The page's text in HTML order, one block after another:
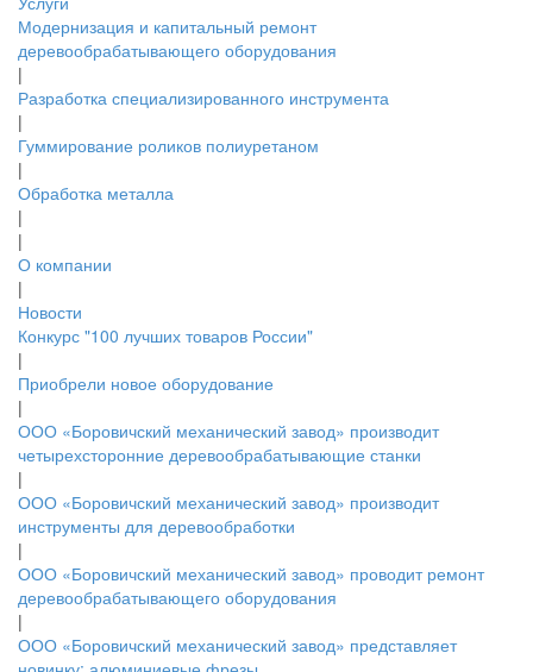
Модернизация и капитальный ремонт
деревообрабатывающего оборудования
|
Разработка специализированного инструмента
|
Гуммирование роликов полиуретаном
|
Обработка металла
|
|
О компании
|
Новости
Конкурс "100 лучших товаров России"
|
Приобрели новое оборудование
|
ООО «Боровичский механический завод» производит
четырехсторонние деревообрабатывающие станки
|
ООО «Боровичский механический завод» производит
инструменты для деревообработки
|
ООО «Боровичский механический завод» проводит ремонт
деревообрабатывающего оборудования
|
ООО «Боровичский механический завод» представляет